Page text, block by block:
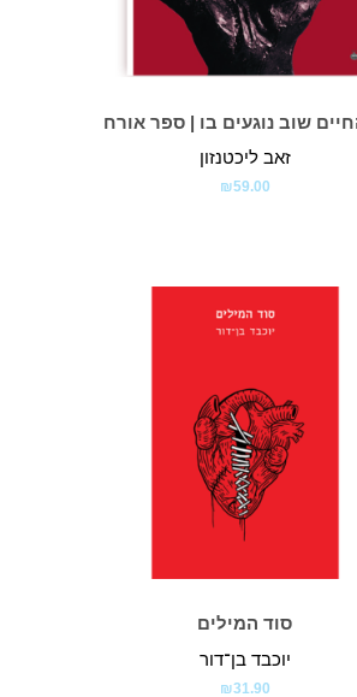
שוב נוגעים בו | ספר אורח
זאב ליכטנזון
₪59.00
סוד המילים
יוכבד בן־דור
₪31.90